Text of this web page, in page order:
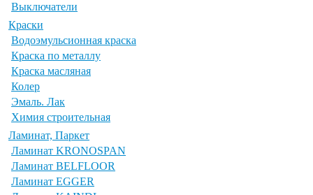
Выключатели
Краски
Водоэмульсионная краска
Краска по металлу
Краска масляная
Колер
Эмаль. Лак
Химия строительная
Ламинат, Паркет
Ламинат KRONOSPAN
Ламинат BELFLOOR
Ламинат EGGER